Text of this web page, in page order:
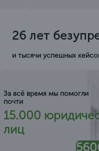
26 лет
и тысячи успешных
За всё время мы помогли
почти
15.000
лиц